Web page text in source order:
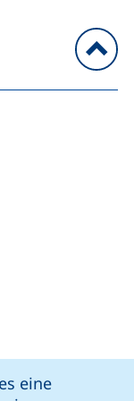
eine
wenn Ihr